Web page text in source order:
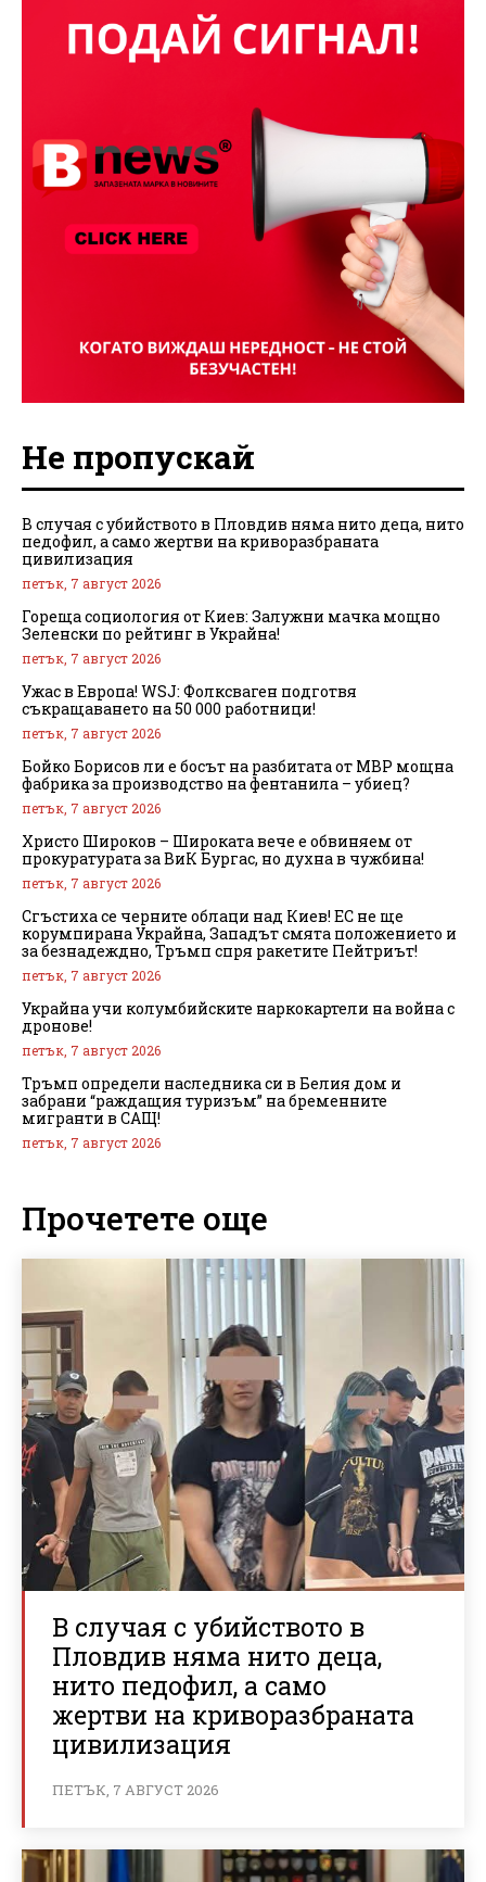
Не пропускай
В случая с убийството в Пловдив няма нито деца, нито
педофил, а само жертви на криворазбраната
цивилизация
петък, 7 август 2026
Гореща социология от Киев: Залужни мачка мощно
Зеленски по рейтинг в Украйна!
петък, 7 август 2026
Ужас в Европа! WSJ: Фолксваген подготвя
съкращаването на 50 000 работници!
петък, 7 август 2026
Бойко Борисов ли е босът на разбитата от МВР мощна
фабрика за производство на фентанила – убиец?
петък, 7 август 2026
Христо Широков – Широката вече е обвиняем от
прокуратурата за ВиК Бургас, но духна в чужбина!
петък, 7 август 2026
Сгъстиха се черните облаци над Киев! ЕС не ще
корумпирана Украйна, Западът смята положението и
за безнадеждно, Тръмп спря ракетите Пейтриът!
петък, 7 август 2026
Украйна учи колумбийските наркокартели на война с
дронове!
петък, 7 август 2026
Тръмп определи наследника си в Белия дом и
забрани “раждащия туризъм” на бременните
мигранти в САЩ!
петък, 7 август 2026
Прочетете още
В случая с убийството в
Пловдив няма нито деца,
нито педофил, а само
жертви на криворазбраната
цивилизация
ПЕТЪК, 7 АВГУСТ 2026